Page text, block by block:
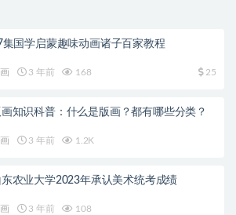
集国学启蒙趣味动画诸子百家教程
3 年前 168 25
画知识科普：什么是版画？都有哪些分类？
3 年前 1.2K
东农业大学2023年承认美术统考成绩
3 年前 108